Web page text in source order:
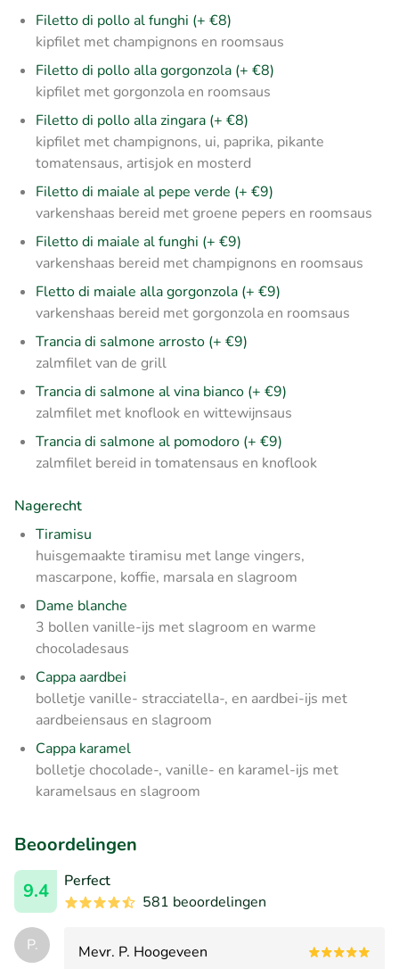
Filetto di pollo al funghi (+ €8)
kipfilet met champignons en roomsaus
Filetto di pollo alla gorgonzola (+ €8)
kipfilet met gorgonzola en roomsaus
Filetto di pollo alla zingara (+ €8)
kipfilet met champignons, ui, paprika, pikante
tomatensaus, artisjok en mosterd
Filetto di maiale al pepe verde (+ €9)
varkenshaas bereid met groene pepers en roomsaus
Filetto di maiale al funghi (+ €9)
varkenshaas bereid met champignons en roomsaus
Fletto di maiale alla gorgonzola (+ €9)
varkenshaas bereid met gorgonzola en roomsaus
Trancia di salmone arrosto (+ €9)
zalmfilet van de grill
Trancia di salmone al vina bianco (+ €9)
zalmfilet met knoflook en wittewijnsaus
Trancia di salmone al pomodoro (+ €9)
zalmfilet bereid in tomatensaus en knoflook
Nagerecht
Tiramisu
huisgemaakte tiramisu met lange vingers,
mascarpone, koffie, marsala en slagroom
Dame blanche
3 bollen vanille-ijs met slagroom en warme
chocoladesaus
Cappa aardbei
bolletje vanille- stracciatella-, en aardbei-ijs met
aardbeiensaus en slagroom
Cappa karamel
bolletje chocolade-, vanille- en karamel-ijs met
karamelsaus en slagroom
Beoordelingen
9.4
Perfect
581 beoordelingen
P.
Mevr. P. Hoogeveen